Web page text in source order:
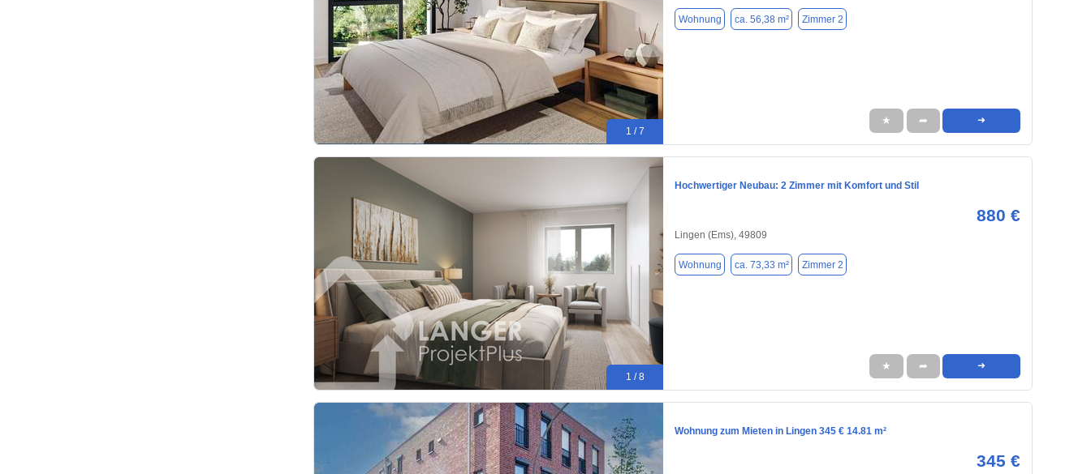
1 / 7
Wohnung ca. 56,38 m² Zimmer 2
★ ➦ ➜
1 / 8
Hochwertiger Neubau: 2 Zimmer mit Komfort und Stil
880 €
Lingen (Ems), 49809
Wohnung ca. 73,33 m² Zimmer 2
★ ➦ ➜
Wohnung zum Mieten in Lingen 345 € 14.81 m²
345 €